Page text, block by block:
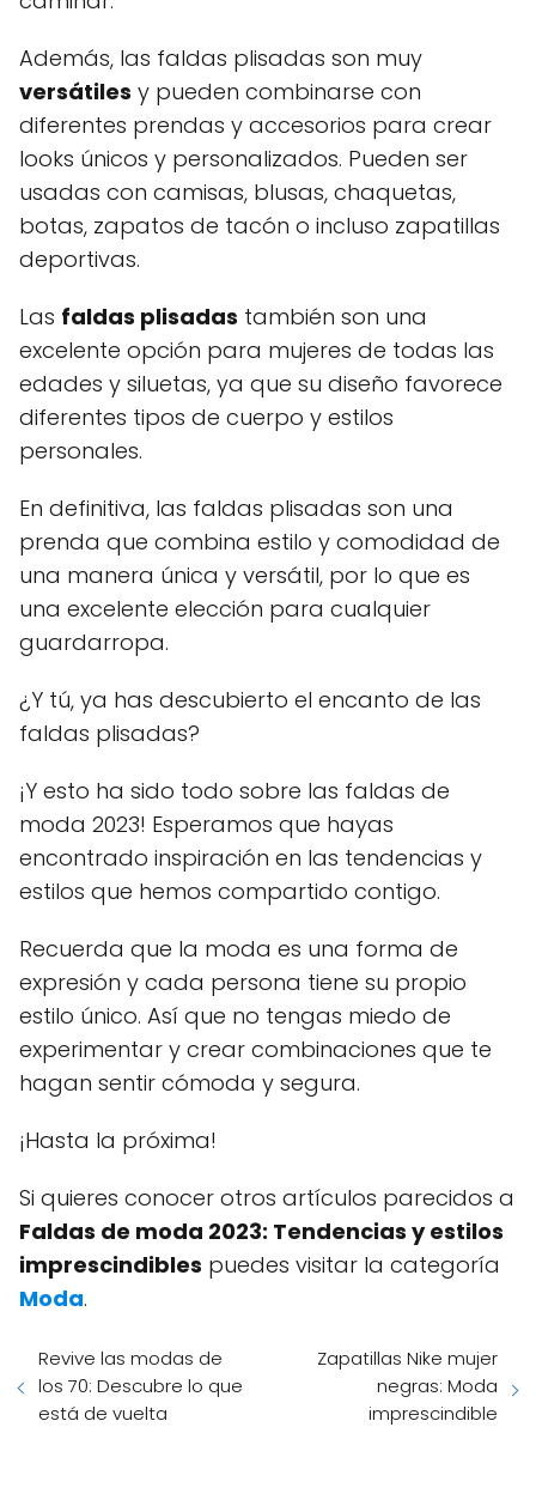
Además, las faldas plisadas son muy
versátiles y pueden combinarse con
diferentes prendas y accesorios para crear
looks únicos y personalizados. Pueden ser
usadas con camisas, blusas, chaquetas,
botas, zapatos de tacón o incluso zapatillas
deportivas.
Las faldas plisadas también son una
excelente opción para mujeres de todas las
edades y siluetas, ya que su diseño favorece
diferentes tipos de cuerpo y estilos
personales.
En definitiva, las faldas plisadas son una
prenda que combina estilo y comodidad de
una manera única y versátil, por lo que es
una excelente elección para cualquier
guardarropa.
¿Y tú, ya has descubierto el encanto de las
faldas plisadas?
¡Y esto ha sido todo sobre las faldas de
moda 2023! Esperamos que hayas
encontrado inspiración en las tendencias y
estilos que hemos compartido contigo.
Recuerda que la moda es una forma de
expresión y cada persona tiene su propio
estilo único. Así que no tengas miedo de
experimentar y crear combinaciones que te
hagan sentir cómoda y segura.
¡Hasta la próxima!
Si quieres conocer otros artículos parecidos a
Faldas de moda 2023: Tendencias y estilos
imprescindibles puedes visitar la categoría
Moda.
Revive las modas de
los 70: Descubre lo que
está de vuelta
Zapatillas Nike mujer
negras: Moda
imprescindible